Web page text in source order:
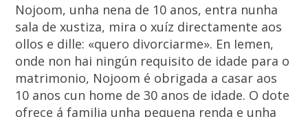
Nojoom, unha nena de 10 anos, entra nunha
sala de xustiza, mira o xuíz directamente aos
ollos e dille: «quero divorciarme». En Iemen,
onde non hai ningún requisito de idade para o
matrimonio, Nojoom é obrigada a casar aos
10 anos cun home de 30 anos de idade. O dote
ofrece á familia unha pequena renda e unha